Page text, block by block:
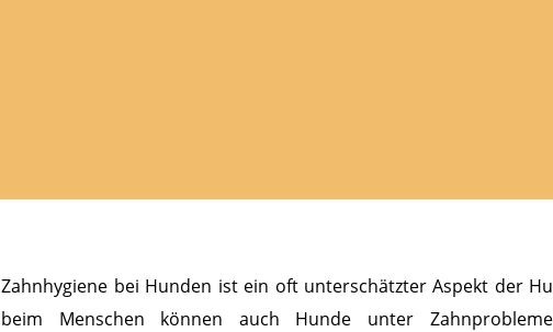
Zahnhygiene bei Hunden ist ein oft unterschätzter Aspekt der
beim Menschen können auch Hunde unter